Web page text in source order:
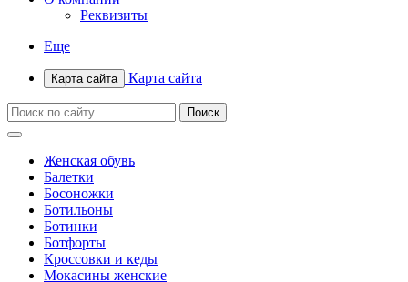
Реквизиты
Еще
Карта сайта Карта сайта
Женская обувь
Балетки
Босоножки
Ботильоны
Ботинки
Ботфорты
Кроссовки и кеды
Мокасины женские